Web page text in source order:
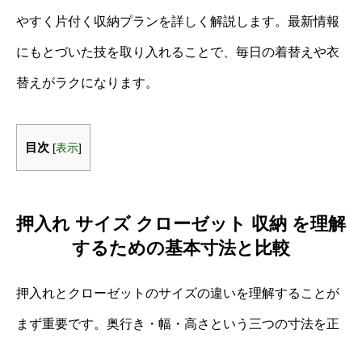
やすく片付く収納プランを詳しく解説します。最新情報
にもとづいた技を取り入れることで、毎日の着替えや衣
替えがラクになります。
目次 [表示]
押入れ サイズ クローゼット 収納 を理解
するための基本寸法と比較
押入れとクローゼットのサイズの違いを理解することが
まず重要です。奥行き・幅・高さという三つの寸法を正